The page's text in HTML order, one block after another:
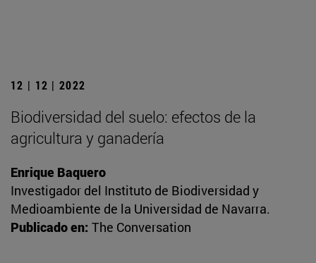
12 | 12 | 2022
Biodiversidad del suelo: efectos de la
agricultura y ganadería
Enrique Baquero
Investigador del Instituto de Biodiversidad y
Medioambiente de la Universidad de Navarra.
Publicado en: The Conversation